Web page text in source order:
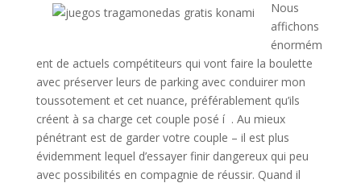
Nous
affichons
énormém
ent de actuels compétiteurs qui vont faire la boulette
avec préserver leurs de parking avec conduirer mon
toussotement et cet nuance, préférablement qu’ils
créent à sa charge cet couple posé í . Au mieux
pénétrant est de garder votre couple – il est plus
évidemment lequel d’essayer finir dangereux qui peu
avec possibilités en compagnie de réussir. Quand il